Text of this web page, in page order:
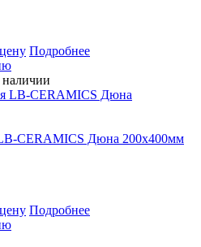
Подробнее
CERAMICS Дюна 200x400мм
Подробнее